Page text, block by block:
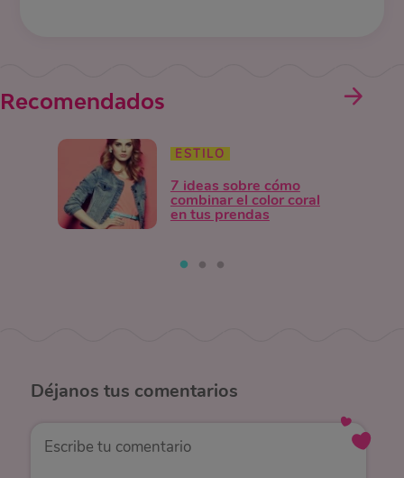
Recomendados
ESTILO
7 ideas sobre cómo
combinar el color coral
en tus prendas
Déjanos tus comentarios